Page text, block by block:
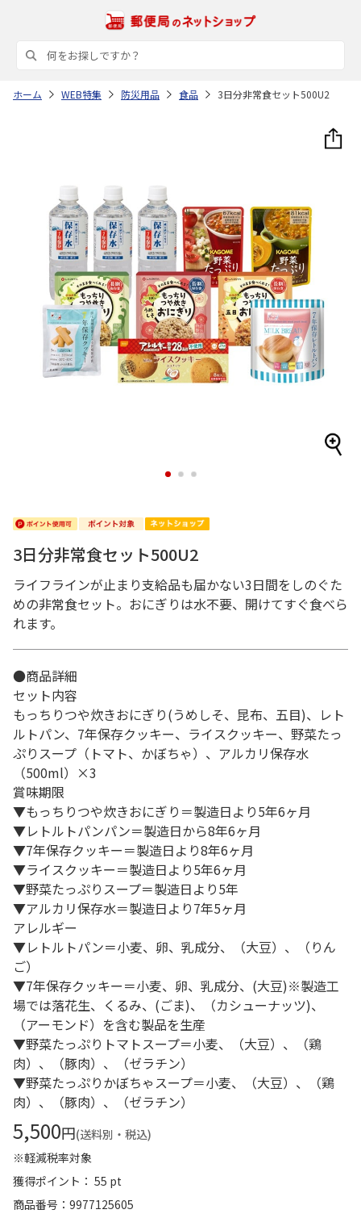
ホーム WEB特集 防災用品 食品 3日分非常食セット500U2
1 2 3
3日分非常食セット500U2
ライフラインが止まり支給品も届かない3日間をしのぐた
めの非常食セット。おにぎりは水不要、開けてすぐ食べら
れます。
●商品詳細
セット内容
もっちりつや炊きおにぎり(うめしそ、昆布、五目)、レト
ルトパン、7年保存クッキー、ライスクッキー、野菜たっ
ぷりスープ（トマト、かぼちゃ）、アルカリ保存水
（500ml）×3
賞味期限
▼もっちりつや炊きおにぎり＝製造日より5年6ヶ月
▼レトルトパンパン＝製造日から8年6ヶ月
▼7年保存クッキー＝製造日より8年6ヶ月
▼ライスクッキー＝製造日より5年6ヶ月
▼野菜たっぷりスープ＝製造日より5年
▼アルカリ保存水＝製造日より7年5ヶ月
アレルギー
▼レトルトパン＝小麦、卵、乳成分、（大豆）、（りん
ご）
▼7年保存クッキー＝小麦、卵、乳成分、(大豆)※製造工
場では落花生、くるみ、(ごま)、（カシューナッツ)、
（アーモンド）を含む製品を生産
▼野菜たっぷりトマトスープ＝小麦、（大豆）、（鶏
肉）、（豚肉）、（ゼラチン）
▼野菜たっぷりかぼちゃスープ＝小麦、（大豆）、（鶏
肉）、（豚肉）、（ゼラチン）
5,500円(送料別・税込)
※軽減税率対象
獲得ポイント： 55 pt
商品番号
9977125605